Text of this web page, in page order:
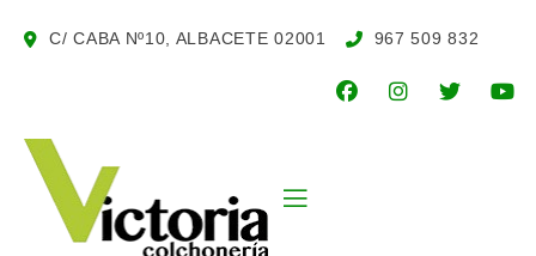
C/ CABA Nº10, ALBACETE 02001 967 509 832